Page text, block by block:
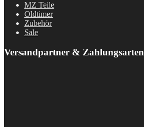
MZ Teile
Oldtimer
Zubehör
Sale
Versandpartner & Zahlungsarten